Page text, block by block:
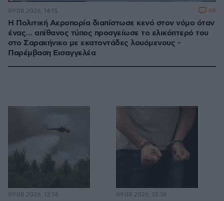
Η Πολιτική Αεροπορία διαπίστωσε κενό στον νόμο όταν
ένας... απίθανος τύπος προσγείωσε το ελικόπτερό του
στο Σαρακήνικο με εκατοντάδες λουόμενους -
Παρέμβαση Εισαγγελέα
09.08.2026, 14:15 60
09.08.2026, 13:56 09.08.2026, 13:36